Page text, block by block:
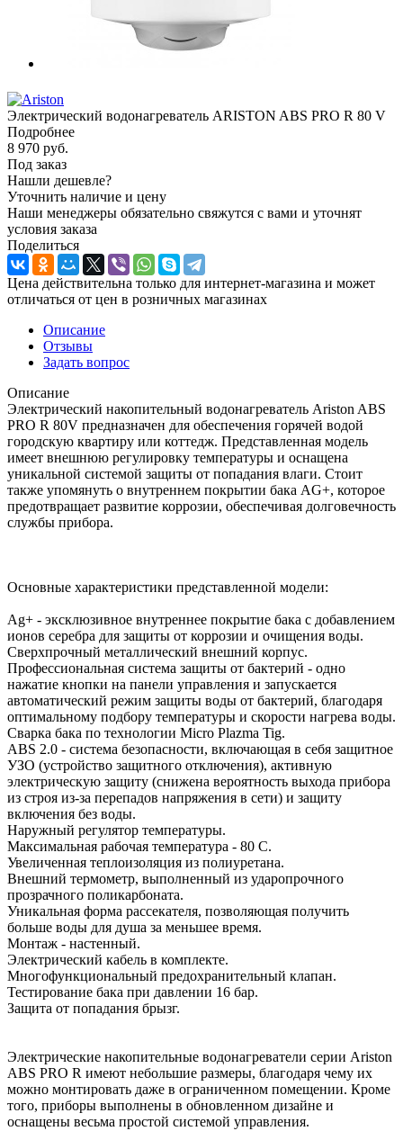
Электрический водонагреватель ARISTON ABS PRO R 80 V
Подробнее
8 970 руб.
Под заказ
Нашли дешевле?
Уточнить наличие и цену
Наши менеджеры обязательно свяжутся с вами и уточнят
условия заказа
Поделиться
Цена действительна только для интернет-магазина и может
отличаться от цен в розничных магазинах
Описание
Отзывы
Задать вопрос
Описание
Электрический накопительный водонагреватель Ariston ABS
PRO R 80V предназначен для обеспечения горячей водой
городскую квартиру или коттедж. Представленная модель
имеет внешнюю регулировку температуры и оснащена
уникальной системой защиты от попадания влаги. Стоит
также упомянуть о внутреннем покрытии бака AG+, которое
предотвращает развитие коррозии, обеспечивая долговечность
службы прибора.
Основные характеристики представленной модели:
Ag+ - эксклюзивное внутреннее покрытие бака с добавлением
ионов серебра для защиты от коррозии и очищения воды.
Сверхпрочный металлический внешний корпус.
Профессиональная система защиты от бактерий - одно
нажатие кнопки на панели управления и запускается
автоматический режим защиты воды от бактерий, благодаря
оптимальному подбору температуры и скорости нагрева воды.
Сварка бака по технологии Micro Plazma Tig.
ABS 2.0 - система безопасности, включающая в себя защитное
УЗО (устройство защитного отключения), активную
электрическую защиту (снижена вероятность выхода прибора
из строя из-за перепадов напряжения в сети) и защиту
включения без воды.
Наружный регулятор температуры.
Максимальная рабочая температура - 80 С.
Увеличенная теплоизоляция из полиуретана.
Внешний термометр, выполненный из ударопрочного
прозрачного поликарбоната.
Уникальная форма рассекателя, позволяющая получить
больше воды для душа за меньшее время.
Монтаж - настенный.
Электрический кабель в комплекте.
Многофункциональный предохранительный клапан.
Тестирование бака при давлении 16 бар.
Защита от попадания брызг.
Электрические накопительные водонагреватели серии Ariston
ABS PRO R имеют небольшие размеры, благодаря чему их
можно монтировать даже в ограниченном помещении. Кроме
того, приборы выполнены в обновленном дизайне и
оснащены весьма простой системой управления.